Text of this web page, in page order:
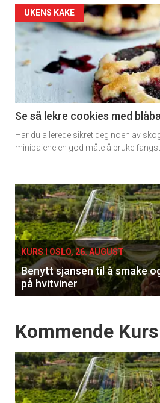
Artikler
detail
-
section
11
Ukens
UKENS KAKE
Se så lekre cookies med
Har du allerede sikret deg noen av
minipaiene en god måte å bruke
Events
single
KURS I OSLO, 26. AUGUST
Benytt sjansen til å smake
på hvitviner
Events
Kommende Kurs